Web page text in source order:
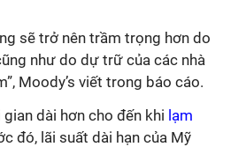
sẽ trở nên trầm trọng hơn do
như do dự trữ của các nhà
Moody’s viết trong báo cáo.
dài hơn cho đến khi lạm
đó, lãi suất dài hạn của Mỹ